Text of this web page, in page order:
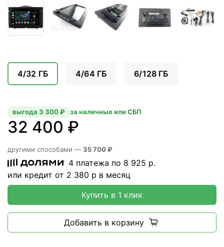
4/32 ГБ 4/64 ГБ 6/128 ГБ
32 400 ₽
выгода 3 300 ₽ за наличные или СБП
другими способами — 35 700 ₽
4 платежа по 8 925 р.
или кредит от 2 380 р в месяц
Купить в 1 клик
Добавить в корзину